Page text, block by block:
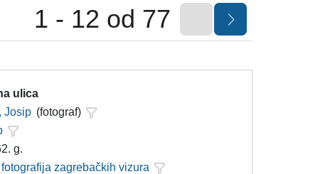
1 - 12 od 77
ulica
Josip (fotograf)
g.
zagrebačkih vizura